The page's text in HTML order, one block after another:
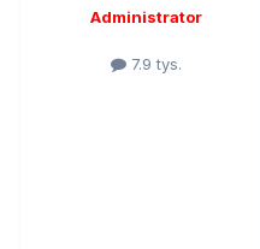
Administrator
7.9 tys.